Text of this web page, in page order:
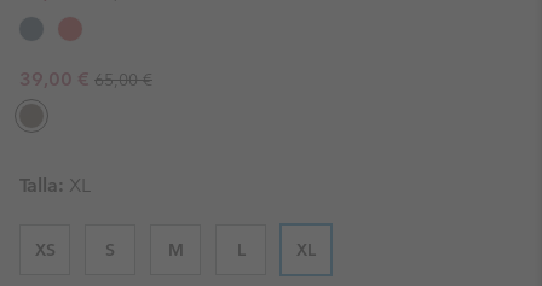
Sale price:
39,00 € Regular price:
65,00 €
Talla: XL
XS S M L XL